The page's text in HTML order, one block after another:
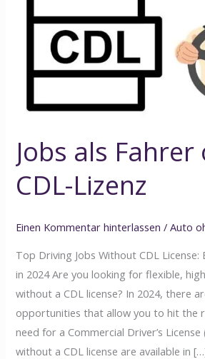
Jobs als Fahrer
CDL-Lizenz
Einen Kommentar hinterlassen /Auto
Top Driving Jobs Without CDL
in 2024 Are you looking for flexible,
without a CDL license? In 2024, there
opportunities that allow you to hit the
need for a Commercial Driver’s
without a CDL license are available in
ohne